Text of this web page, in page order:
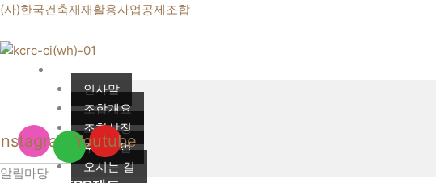
콘
츠
기
(사)한국건축재재활용사업공제조합
조합소개
인사말
조합개요
조합상징
주요사업
오시는 길
Youtube
알림마당